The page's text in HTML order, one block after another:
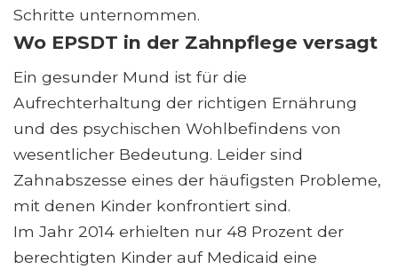
Schritte unternommen.
Wo EPSDT in der Zahnpflege versagt
Ein gesunder Mund ist für die
Aufrechterhaltung der richtigen Ernährung
und des psychischen Wohlbefindens von
wesentlicher Bedeutung. Leider sind
Zahnabszesse eines der häufigsten Probleme,
mit denen Kinder konfrontiert sind.
Im Jahr 2014 erhielten nur 48 Prozent der
berechtigten Kinder auf Medicaid eine